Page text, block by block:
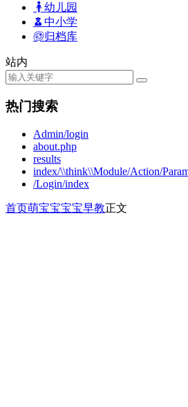
幼儿园
中小学
归档库
站内
热门搜索
Admin/login
about.php
results
index/\\think\\Module/Action/
/Login/index
首页萌宝宝宝宝早教正文